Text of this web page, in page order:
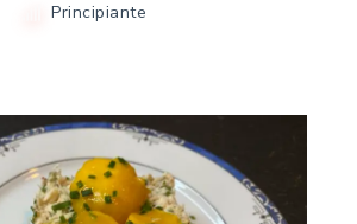
Principiante